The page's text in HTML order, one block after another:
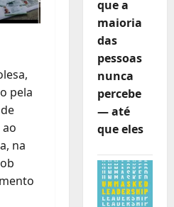
pela
na
que a
maioria
das
pessoas
nunca
percebe
— até
que eles